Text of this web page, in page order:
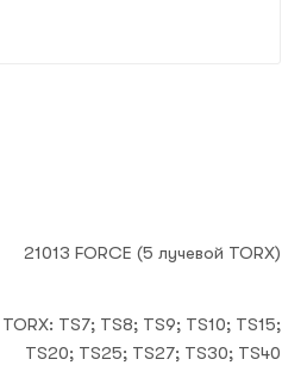
21013 FORCE (5 лучевой TORX)
TORX: TS7; TS8; TS9; TS10; TS15;
TS20; TS25; TS27; TS30; TS40